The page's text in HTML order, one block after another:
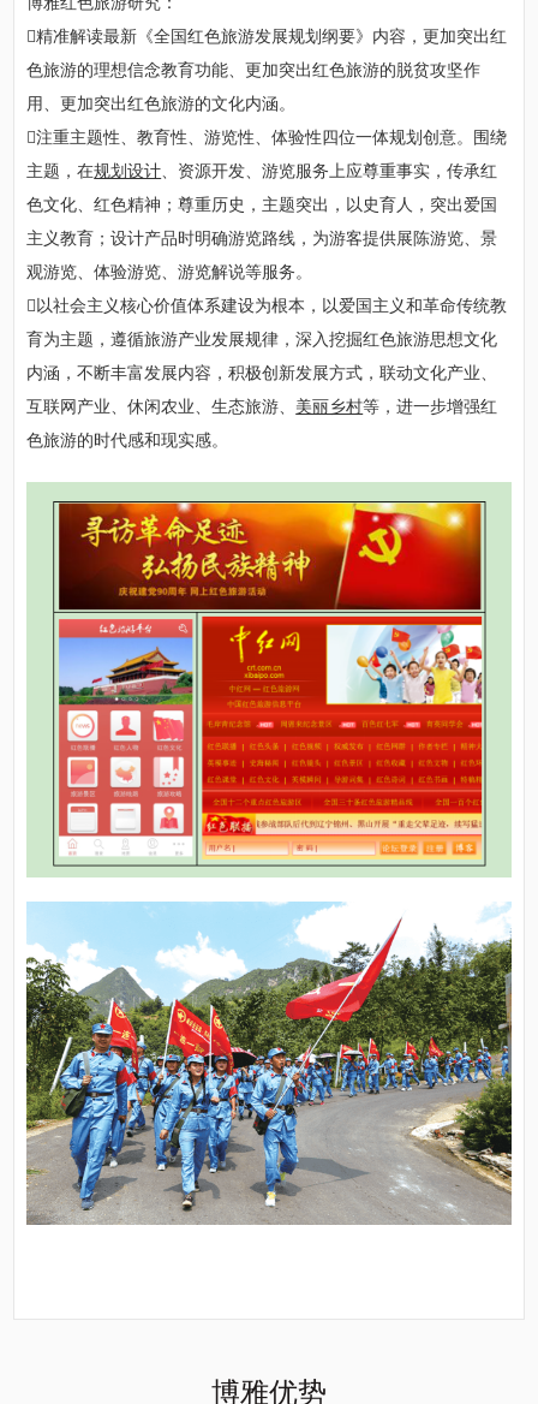
精准解读最新《全国红色旅游发展规划纲要》内容，更加突出红
色旅游的理想信念教育功能、更加突出红色旅游的脱贫攻坚作
用、更加突出红色旅游的文化内涵。
注重主题性、教育性、游览性、体验性四位一体规划创意。围绕
主题，在规划设计 、资源开发、游览服务上应尊重事实，传承红
色文化、红色精神；尊重历史，主题突出，以史育人，突出爱国
主义教育；设计产品时明确游览路线，为游客提供展陈游览、景
观游览、体验游览、游览解说等服务。
以社会主义核心价值体系建设为根本，以爱国主义和革命传统教
育为主题，遵循旅游产业发展规律，深入挖掘红色旅游思想文化
内涵，不断丰富发展内容，积极创新发展方式，联动文化产业、
互联网产业、休闲农业、生态旅游、 美丽乡村等，进一步增强红
色旅游的时代感和现实感。
博雅优势